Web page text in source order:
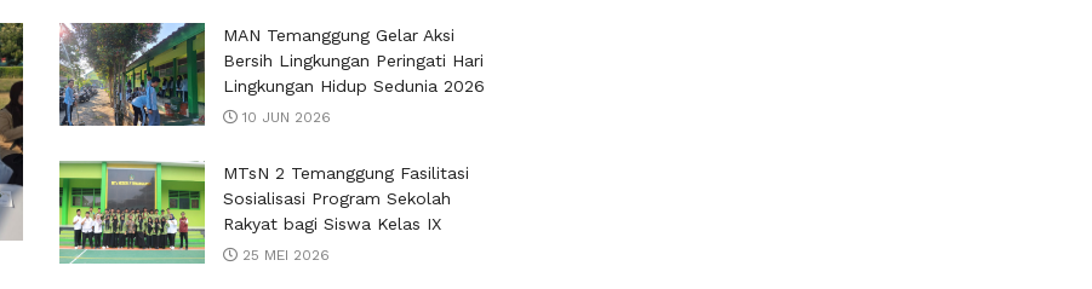
MAN Temanggung Gelar Aksi
Bersih Lingkungan Peringati Hari
Lingkungan Hidup Sedunia 2026
10 JUN 2026
MTsN 2 Temanggung Fasilitasi
Sosialisasi Program Sekolah
Rakyat bagi Siswa Kelas IX
25 MEI 2026